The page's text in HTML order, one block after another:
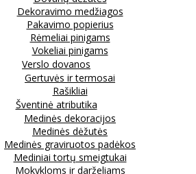
Dekoravimo medžiagos
Pakavimo popierius
Rėmeliai pinigams
Vokeliai pinigams
Verslo dovanos
Gertuvės ir termosai
Rašikliai
Šventinė atributika
Medinės dekoracijos
Medinės dėžutės
Medinės graviruotos padėkos
Mediniai tortų smeigtukai
Mokykloms ir darželiams